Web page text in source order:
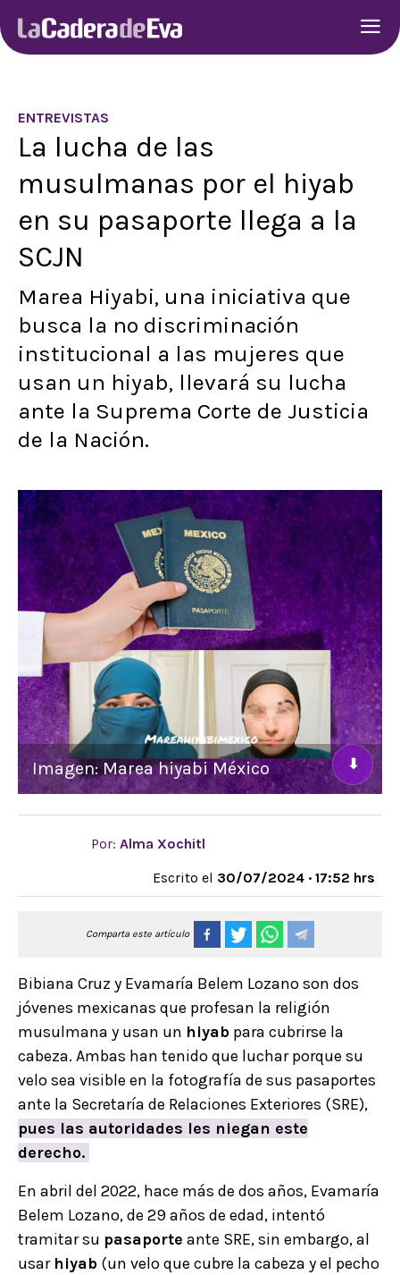
ENTREVISTAS
La lucha de las
musulmanas por el hiyab
en su pasaporte llega a la
SCJN
Marea Hiyabi, una iniciativa que
busca la no discriminación
institucional a las mujeres que
usan un hiyab, llevará su lucha
ante la Suprema Corte de Justicia
de la Nación.
Imagen: Marea hiyabi México ⬇
Por: Alma Xochitl
Escrito el 30/07/2024 · 17:52 hrs
Comparta este artículo
Bibiana Cruz y Evamaría Belem Lozano son dos
jóvenes mexicanas que profesan la religión
musulmana y usan un hiyab para cubrirse la
cabeza. Ambas han tenido que luchar porque su
velo sea visible en la fotografía de sus pasaportes
ante la Secretaría de Relaciones Exteriores (SRE),
pues las autoridades les niegan este
derecho.
En abril del 2022, hace más de dos años, Evamaría
Belem Lozano, de 29 años de edad, intentó
tramitar su pasaporte ante SRE, sin embargo, al
usar hiyab (un velo que cubre la cabeza y el pecho